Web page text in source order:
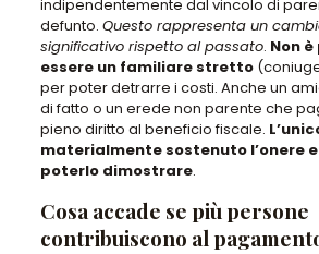
indipendentemente dal vincolo di
defunto. Questo rappresenta un
significativo rispetto al passato. Non
essere un familiare stretto
per poter detrarre i costi. Anche un
di fatto o un erede non parente che
pieno diritto al beneficio fiscale.
materialmente sostenuto l’onere
poterlo dimostrare.
Cosa accade se più persone
contribuiscono al